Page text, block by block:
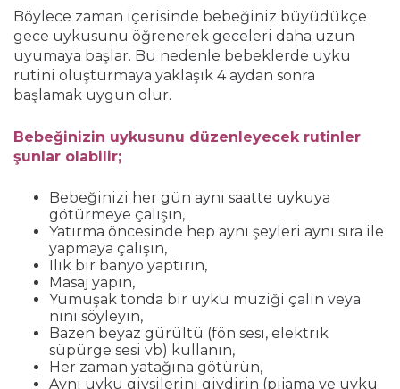
Böylece zaman içerisinde bebeğiniz büyüdükçe
gece uykusunu öğrenerek geceleri daha uzun
uyumaya başlar. Bu nedenle bebeklerde uyku
rutini oluşturmaya yaklaşık 4 aydan sonra
başlamak uygun olur.
Bebeğinizin uykusunu düzenleyecek rutinler
şunlar olabilir;
Bebeğinizi her gün aynı saatte uykuya
götürmeye çalışın,
Yatırma öncesinde hep aynı şeyleri aynı sıra ile
yapmaya çalışın,
Ilık bir banyo yaptırın,
Masaj yapın,
Yumuşak tonda bir uyku müziği çalın veya
nini söyleyin,
Bazen beyaz gürültü (fön sesi, elektrik
süpürge sesi vb) kullanın,
Her zaman yatağına götürün,
Aynı uyku giysilerini giydirin (pijama ve uyku